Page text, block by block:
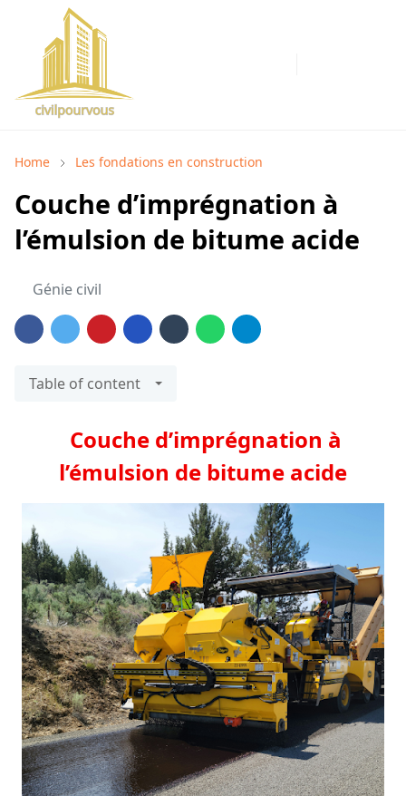
Home Les fondations en construction
Couche d’imprégnation à
l’émulsion de bitume acide
Génie civil
Table of content
Couche d’imprégnation à
l’émulsion de bitume acide